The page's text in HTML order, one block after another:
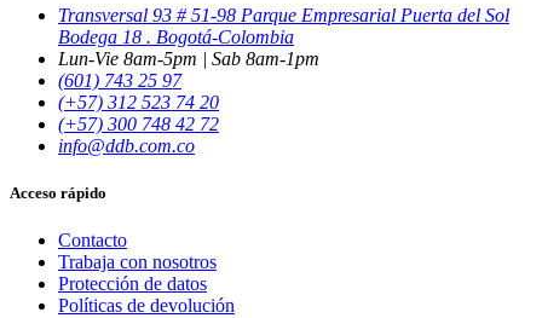
Transversal 93 # 51-98 Parque Empresarial Puerta del Sol
Bodega 18 . Bogotá-Colombia
Lun-Vie 8am-5pm | Sab 8am-1pm
(601) 743 25 97
(+57) 312 523 74 20
(+57) 300 748 42 72
info@ddb.com.co
Acceso rápido
Contacto
Trabaja con nosotros
Protección de datos
Políticas de devolución